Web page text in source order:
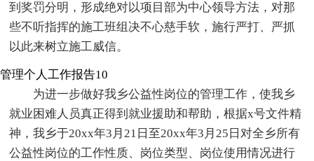
到奖罚分明，形成绝对以项目部为中心领导方法，对那
些不听指挥的施工班组决不心慈手软，施行严打、严抓
以此来树立施工威信。
管理个人工作报告10
为进一步做好我乡公益性岗位的管理工作，使我乡
就业困难人员真正得到就业援助和帮助，根据x号文件精
神，我乡于20xx年3月21日至20xx年3月25日对全乡所有
公益性岗位的工作性质、岗位类型、岗位使用情况进行